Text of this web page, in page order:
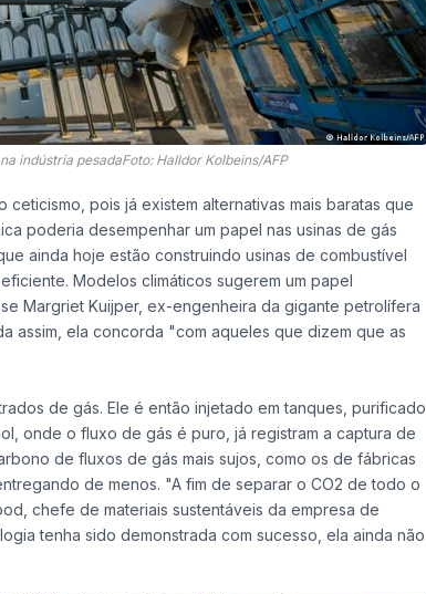
indústria pesadaFoto: Halldor Kolbeins/AFP
pois já existem alternativas mais baratas que
poderia desempenhar um papel nas usinas de gás
ainda hoje estão construindo usinas de combustível
Modelos climáticos sugerem um papel
Margriet Kuijper, ex-engenheira da gigante petrolífera
assim, ela concorda "com aqueles que dizem que as
de gás. Ele é então injetado em tanques, purificado
onde o fluxo de gás é puro, já registram a captura de
de fluxos de gás mais sujos, como os de fábricas
de menos. "A fim de separar o CO2 de todo o
chefe de materiais sustentáveis da empresa de
tenha sido demonstrada com sucesso, ela ainda não